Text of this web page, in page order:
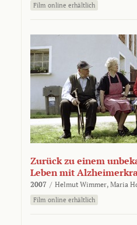
Film online erhältlich
Zurück zu einem
Leben mit
2007 / Helmut Wimmer, Maria
Film online erhältlich